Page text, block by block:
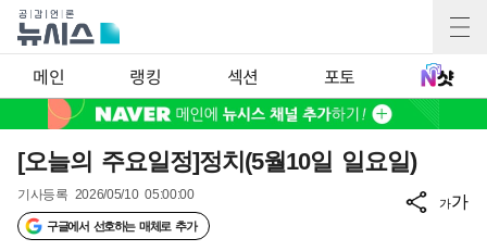
메인 랭킹 섹션 포토
[오늘의 주요일정]정치(5월10일 일요일)
기사등록 2026/05/10 05:00:00
구글에서 선호하는 매체로 추가
가가